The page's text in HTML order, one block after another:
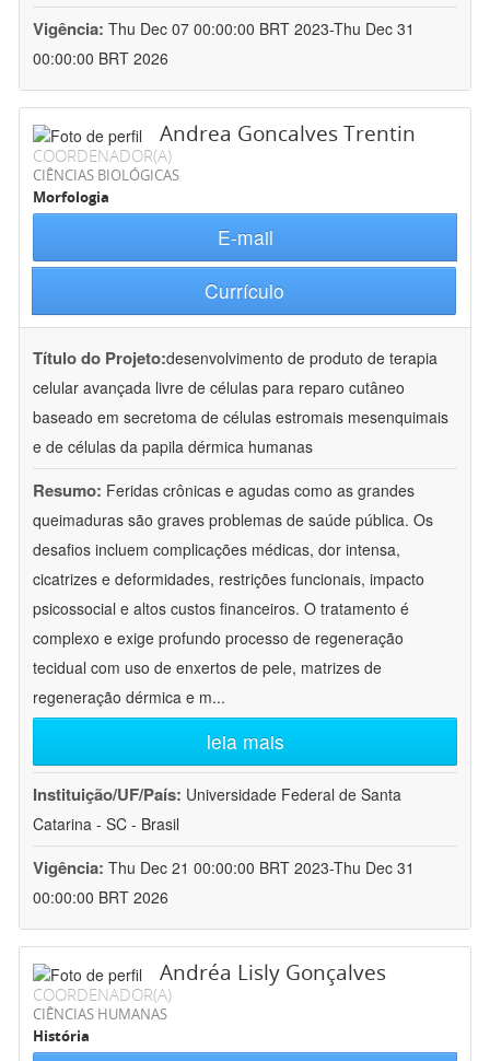
Vigência: Thu Dec 07 00:00:00 BRT 2023-Thu Dec 31
00:00:00 BRT 2026
Andrea Goncalves Trentin
COORDENADOR(A)
CIÊNCIAS BIOLÓGICAS
Morfologia
E-mail
Currículo
Título do Projeto:desenvolvimento de produto de terapia
celular avançada livre de células para reparo cutâneo
baseado em secretoma de células estromais mesenquimais
e de células da papila dérmica humanas
Resumo: Feridas crônicas e agudas como as grandes
queimaduras são graves problemas de saúde pública. Os
desafios incluem complicações médicas, dor intensa,
cicatrizes e deformidades, restrições funcionais, impacto
psicossocial e altos custos financeiros. O tratamento é
complexo e exige profundo processo de regeneração
tecidual com uso de enxertos de pele, matrizes de
regeneração dérmica e m...
leia mais
Instituição/UF/País: Universidade Federal de Santa
Catarina - SC - Brasil
Vigência: Thu Dec 21 00:00:00 BRT 2023-Thu Dec 31
00:00:00 BRT 2026
Andréa Lisly Gonçalves
COORDENADOR(A)
CIÊNCIAS HUMANAS
História